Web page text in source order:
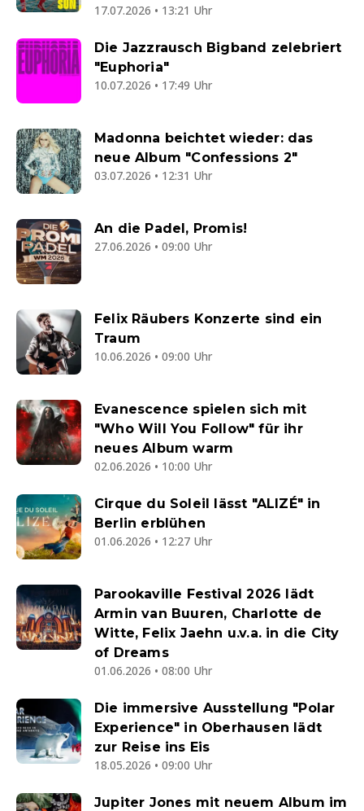
17.07.2026 • 13:21 Uhr
Die Jazzrausch Bigband zelebriert
"Euphoria"
10.07.2026 • 17:49 Uhr
Madonna beichtet wieder: das
neue Album "Confessions 2"
03.07.2026 • 12:31 Uhr
An die Padel, Promis!
27.06.2026 • 09:00 Uhr
Felix Räubers Konzerte sind ein
Traum
10.06.2026 • 09:00 Uhr
Evanescence spielen sich mit
"Who Will You Follow" für ihr
neues Album warm
02.06.2026 • 10:00 Uhr
Cirque du Soleil lässt "ALIZÉ" in
Berlin erblühen
01.06.2026 • 12:27 Uhr
Parookaville Festival 2026 lädt
Armin van Buuren, Charlotte de
Witte, Felix Jaehn u.v.a. in die City
of Dreams
01.06.2026 • 08:00 Uhr
Die immersive Ausstellung "Polar
Experience" in Oberhausen lädt
zur Reise ins Eis
18.05.2026 • 09:00 Uhr
Jupiter Jones mit neuem Album im